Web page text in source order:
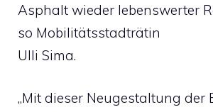
Asphalt wieder lebenswerter
so Mobilitätsstadträtin
Ulli Sima.
„Mit dieser Neugestaltung der